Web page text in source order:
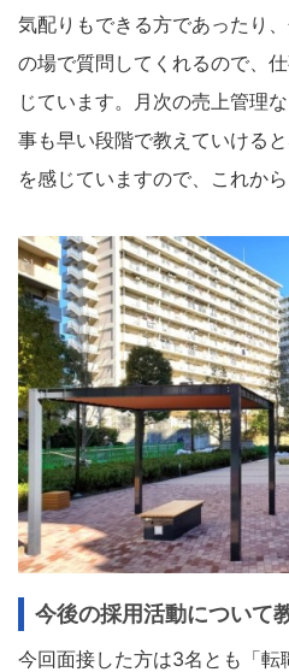
気配りもできる方であったり
の場で質問してくれるので、
じています。月次の売上管理
事も早い段階で教えていける
を感じていますので、これか
今後の採用活動について
今回面接した方は3名とも「転